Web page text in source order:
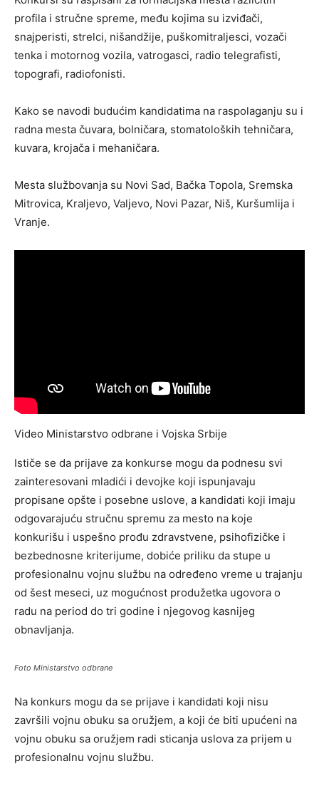
profila i stručne spreme, među kojima su izviđači,
snajperisti, strelci, nišandžije, puškomitraljesci, vozači
tenka i motornog vozila, vatrogasci, radio telegrafisti,
topografi, radiofonisti.
Kako se navodi budućim kandidatima na raspolaganju su i
radna mesta čuvara, bolničara, stomatoloških tehničara,
kuvara, krojača i mehaničara.
Mesta službovanja su Novi Sad, Bačka Topola, Sremska
Mitrovica, Kraljevo, Valjevo, Novi Pazar, Niš, Kuršumlija i
Vranje.
Video Ministarstvo odbrane i Vojska Srbije
Ističe se da prijave za konkurse mogu da podnesu svi
zainteresovani mladići i devojke koji ispunjavaju
propisane opšte i posebne uslove, a kandidati koji imaju
odgovarajuću stručnu spremu za mesto na koje
konkurišu i uspešno prođu zdravstvene, psihofizičke i
bezbednosne kriterijume, dobiće priliku da stupe u
profesionalnu vojnu službu na određeno vreme u trajanju
od šest meseci, uz mogućnost produžetka ugovora o
radu na period do tri godine i njegovog kasnijeg
obnavljanja.
Foto Ministarstvo odbrane
Na konkurs mogu da se prijave i kandidati koji nisu
završili vojnu obuku sa oružjem, a koji će biti upućeni na
vojnu obuku sa oružjem radi sticanja uslova za prijem u
profesionalnu vojnu službu.